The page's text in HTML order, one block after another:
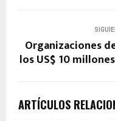
Organizaciones
los US$ 10
ARTÍCULOS